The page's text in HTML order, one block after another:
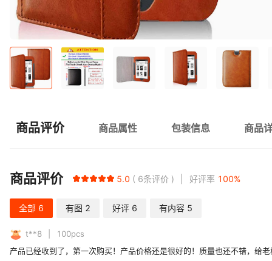
商品评价 商品属性 包装信息 商品
商品评价 5.0 6条评价 好评率 100%
全部 6 有图 2 好评 6 有内容 5
t**8 100pcs
产品已经收到了，第一次购买！产品价格还是很好的！质量也还不错，给